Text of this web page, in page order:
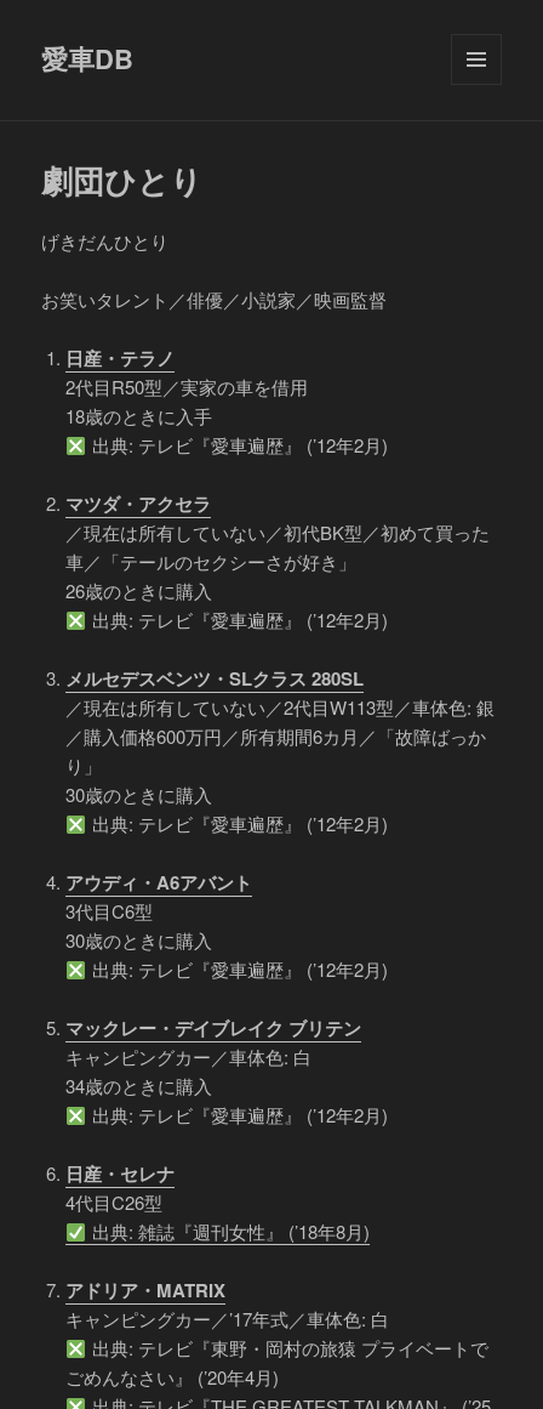
愛車DB
劇団ひとり
げきだんひとり
お笑いタレント／俳優／小説家／映画監督
日産・テラノ
2代目R50型／実家の車を借用
18歳のときに入手
出典: テレビ『愛車遍歴』 (’12年2月)
マツダ・アクセラ
／現在は所有していない／初代BK型／初めて買った
車／「テールのセクシーさが好き」
26歳のときに購入
出典: テレビ『愛車遍歴』 (’12年2月)
メルセデスベンツ・SLクラス 280SL
／現在は所有していない／2代目W113型／車体色: 銀
／購入価格600万円／所有期間6カ月／「故障ばっか
り」
30歳のときに購入
出典: テレビ『愛車遍歴』 (’12年2月)
アウディ・A6アバント
3代目C6型
30歳のときに購入
出典: テレビ『愛車遍歴』 (’12年2月)
マックレー・デイブレイク ブリテン
キャンピングカー／車体色: 白
34歳のときに購入
出典: テレビ『愛車遍歴』 (’12年2月)
日産・セレナ
4代目C26型
出典: 雑誌『週刊女性』 (’18年8月)
アドリア・MATRIX
キャンピングカー／’17年式／車体色: 白
出典: テレビ『東野・岡村の旅猿 プライベートで
ごめんなさい』 (’20年4月)